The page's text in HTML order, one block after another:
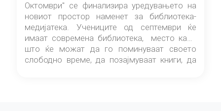
Октомври" се финализира уредувањето на
новиот простор наменет за библиотека-
медијатека. Учениците од септември ќе
имаат современа библиотека, место каде
што ќе можат да го поминуваат своето
слободно време, да позајмуваат книги, да